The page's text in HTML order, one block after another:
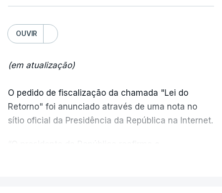
OUVIR
(em atualização)
O pedido de fiscalização da chamada "Lei do
Retorno" foi anunciado através de uma nota no
sítio oficial da Presidência da República na Internet.